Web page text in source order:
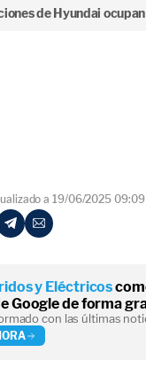
de Hyundai
a 19/06/2025 09:09
y Eléctricos
Google de forma
con las últimas